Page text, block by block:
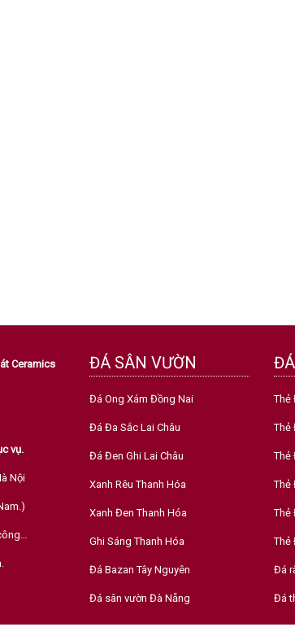
Ceramics
vụ.
Nội
ĐÁ SÂN VƯỜN
Đá Ong Xám Đồng Nai
Đá Đa Sắc Lai Châu
Đá Đen Ghi Lai Châu
Xanh Rêu Thanh Hóa
Xanh Đen Thanh Hóa
Ghi Sáng Thanh Hóa
Đá Bazan Tây Nguyên
Đá sân vườn Đà Nẵng
Thẻ
Thẻ
Thẻ
Thẻ
Thẻ
Thẻ
Đá
Đá